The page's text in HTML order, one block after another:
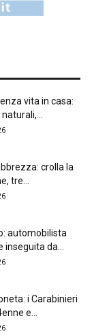
vita in casa:
crolla la
tre...
automobilista
da...
i Carabinieri
e...